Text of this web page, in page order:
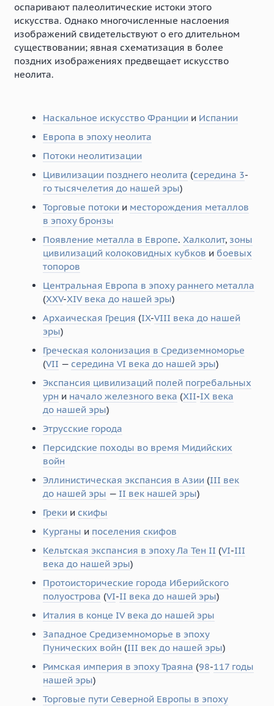
оспаривают палеолитические истоки этого
искусства. Однако многочисленные наслоения
изображений свидетельствуют о его длительном
существовании; явная схематизация в более
поздних изображениях предвещает искусство
неолита.
Наскальное искусство Франции и Испании
Европа в эпоху неолита
Потоки неолитизации
Цивилизации позднего неолита (середина 3-
го тысячелетия до нашей эры)
Торговые потоки и месторождения металлов
в эпоху бронзы
Появление металла в Европе. Халколит, зоны
цивилизаций колоковидных кубков и боевых
топоров
Центральная Европа в эпоху раннего металла
(XXV-XIV века до нашей эры)
Архаическая Греция (IX-VIII века до нашей
эры)
Греческая колонизация в Средиземноморье
(VII — середина VI века до нашей эры)
Экспансия цивилизаций полей погребальных
урн и начало железного века (XII-IX века
до нашей эры)
Этрусские города
Персидские походы во время Мидийских
войн
Эллинистическая экспансия в Азии (III век
до нашей эры — II век нашей эры)
Греки и скифы
Курганы и поселения скифов
Кельтская экспансия в эпоху Ла Тен II (VI-III
века до нашей эры)
Протоисторические города Иберийского
полуострова (VI-II века до нашей эры)
Италия в конце IV века до нашей эры
Западное Средиземноморье в эпоху
Пунических войн (III век до нашей эры)
Римская империя в эпоху Траяна (98-117 годы
нашей эры)
Торговые пути Северной Европы в эпоху